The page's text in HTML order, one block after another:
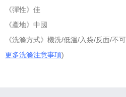
《彈性》佳
《產地》中國
《洗滌方式》機洗/低溫/入袋/反面/不
更多洗滌注意事項)